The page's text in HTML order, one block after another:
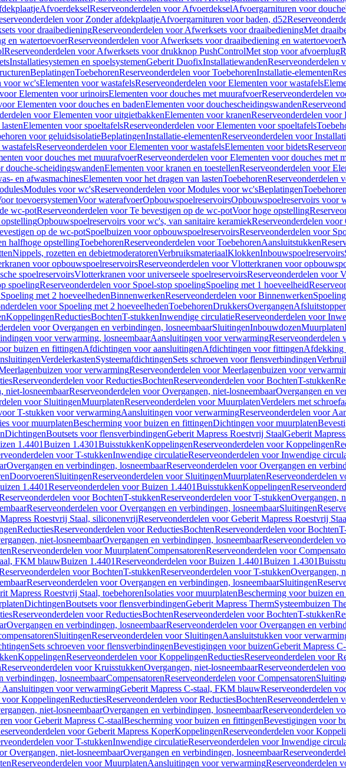
AfvoerdekselReserveonderdelen voor AfvoerdekselAfvoergarnituren voor
voor Zonder afdekplaatjeAfvoergarnituren voor baden, d52
voor draaibedieningReserveonderdelen voor Afwerksets voor draaibedieningMet
en watertoevoerReserveonderdelen voor Afwerksets voor draaibediening en watertoevoer
Reserveonderdelen voor Afwerksets voor drukknop PushControlMet stop voor afvoerplug
Installatiesystemen en spoelsystemenGeberit DuofixInstallatiewandenReserveonderdelen
BeplatingenToebehorenReserveonderdelen voor ToebehorenInstallatie-elementen
voor wc'sElementen voor wastafelsReserveonderdelen voor Elementen voor wastafels
Elementen voor urinoirsElementen voor douches met muurafvoerReserveonderdelen
Elementen voor douches en badenElementen voor douchescheidingswanden
voor Elementen voor uitgietbakkenElementen voor kranenReserveonderdelen voor
Elementen voor spoeltafelsReserveonderdelen voor Elementen voor spoeltafels
voor geluidsisolatieBeplatingenInstallatie-elementenReserveonderdelen voor
Reserveonderdelen voor Elementen voor wastafelsElementen voor bidets
voor douches met muurafvoerReserveonderdelen voor Elementen voor douches met
douche-scheidingswandenElementen voor kranen en toestellenReserveonderdelen voor
en afwasmachinesElementen voor het dragen van lastenToebehorenReserveonderdelen
Modules voor wc'sReserveonderdelen voor Modules voor wc'sBeplatingenToebehoren
toevoersystemenVoor waterafvoerOpbouwspoelreservoirsOpbouwspoelreservoirs voor
wc-potReserveonderdelen voor Te bevestigen op de wc-potVoor hoge opstelling
Opbouwspoelreservoirs voor wc's, van sanitaire keramiekReserveonderdelen
op de wc-potSpoelbuizen voor opbouwspoelreservoirsReserveonderdelen voor
halfhoge opstellingToebehorenReserveonderdelen voor ToebehorenAansluitstukken
Nippels, rozetten en debietmoderatorenVerbruiksmateriaalKlokkenInbouwspoelreservoirs
voor opbouwspoelreservoirsReserveonderdelen voor Vlotterkranen voor
spoelreservoirsVlotterkranen voor universeele spoelreservoirsReserveonderdelen voor
spoelingReserveonderdelen voor Spoel-stop spoelingSpoeling met 1 hoeveelheid
met 2 hoeveelhedenBinnenwerkenReserveonderdelen voor Binnenwerken
voor Spoeling met 2 hoeveelhedenToebehorenDrukkersOvergangen
KoppelingenReductiesBochtenT-stukkenInwendige circulatieReserveonderdelen voor
voor Overgangen en verbindingen, losneembaarSluitingenInbouwdozenMuurplaten
voor verwarming, losneembaarAansluitingen voor verwarmingReserveonderdelen
buizen en fittingenAfdichtingen voor aansluitingenAfdichtingen voor fittingenAfdekking
VerdelerkastenSysteemafdichtingenSets schroeven voor flensverbindingen
voor verwarmingReserveonderdelen voor Meerlagenbuizen voor
Reserveonderdelen voor ReductiesBochtenReserveonderdelen voor BochtenT-stukken
niet-losneembaarReserveonderdelen voor Overgangen, niet-losneembaarOvergangen en
voor SluitingenMuurplatenReserveonderdelen voor MuurplatenVerdelers met
T-stukken voor verwarmingAansluitingen voor verwarmingReserveonderdelen voor
voor muurplatenBescherming voor buizen en fittingenDichtingen voor muurplaten
DichtingenBoutsets voor flensverbindingenGeberit Mapress Roestvrij StaalGeberit
1.4401Buizen 1.4301BuisstukkenKoppelingenReserveonderdelen voor Koppelingen
voor T-stukkenInwendige circulatieReserveonderdelen voor Inwendige
Overgangen en verbindingen, losneembaarReserveonderdelen voor Overgangen en
DoorvoerenSluitingenReserveonderdelen voor SluitingenMuurplatenReserveonderdelen
1.4401Reserveonderdelen voor Buizen 1.4401BuisstukkenKoppelingen
voor BochtenT-stukkenReserveonderdelen voor T-stukkenOvergangen,
Reserveonderdelen voor Overgangen en verbindingen, losneembaarSluitingen
Roestvrij Staal, siliconenvrijReserveonderdelen voor Geberit Mapress Roestvrij
ReductiesReserveonderdelen voor ReductiesBochtenReserveonderdelen voor Bochten
niet-losneembaarOvergangen en verbindingen, losneembaarReserveonderdelen
Reserveonderdelen voor MuurplatenCompensatorenReserveonderdelen voor
FKM blauwBuizen 1.4401Reserveonderdelen voor Buizen 1.4401Buizen 1.4301
voor BochtenT-stukkenReserveonderdelen voor T-stukkenOvergangen,
Reserveonderdelen voor Overgangen en verbindingen, losneembaarSluitingen
Mapress Roestvrij Staal, toebehorenIsolaties voor muurplatenBescherming voor buizen
DichtingenBoutsets voor flensverbindingenGeberit Mapress ThermSysteembuizen
Reserveonderdelen voor ReductiesBochtenReserveonderdelen voor BochtenT-stukken
Overgangen en verbindingen, losneembaarReserveonderdelen voor Overgangen en
SluitingenReserveonderdelen voor SluitingenAansluitstukken voor
Sets schroeven voor flensverbindingenBevestigingen voor buizenGeberit Mapress
KoppelingenReserveonderdelen voor KoppelingenReductiesReserveonderdelen voor
Reserveonderdelen voor KruisstukkenOvergangen, niet-losneembaarReserveonderdelen
verbindingen, losneembaarCompensatorenReserveonderdelen voor Compensatoren
Aansluitingen voor verwarmingGeberit Mapress C-staal, FKM blauwReserveonderdelen
voor KoppelingenReductiesReserveonderdelen voor ReductiesBochtenReserveonderdelen
niet-losneembaarOvergangen en verbindingen, losneembaarReserveonderdelen
voor Geberit Mapress C-staalBescherming voor buizen en fittingenBevestigingen voor
voor Geberit Mapress KoperKoppelingenReserveonderdelen voor
voor T-stukkenInwendige circulatieReserveonderdelen voor Inwendige
Overgangen, niet-losneembaarOvergangen en verbindingen, losneembaar
Reserveonderdelen voor MuurplatenAansluitingen voor verwarmingReserveonderdelen